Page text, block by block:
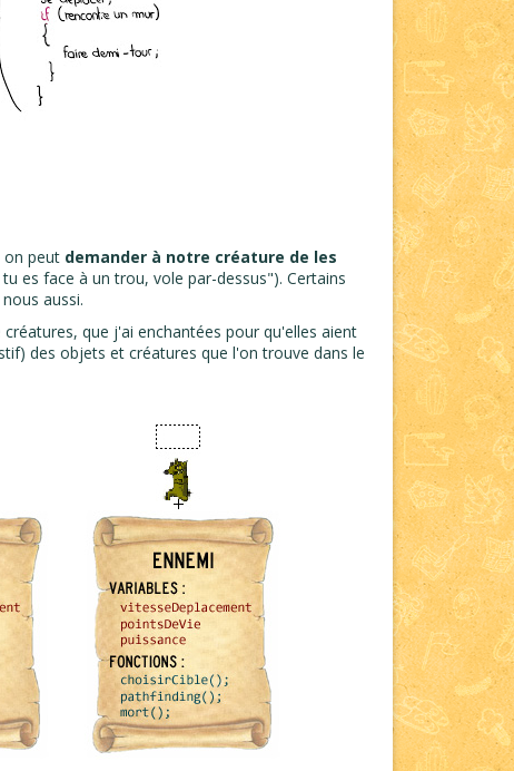
on peut demander à notre créature de les
es face à un trou, vole par-dessus"). Certains
aussi.
que j'ai enchantées pour qu'elles aient
des objets et créatures que l'on trouve dans le